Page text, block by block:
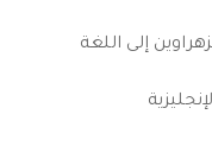
إلى اللغة